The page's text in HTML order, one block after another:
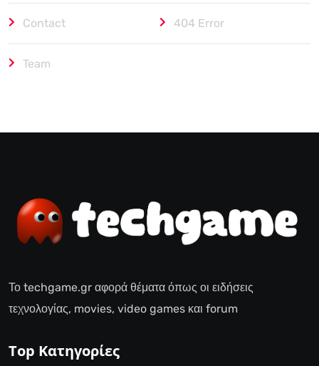
Contact 404 Error
Team
Το techgame.gr αφορά θέματα όπως οι ειδήσεις
τεχνολογίας, movies, video games και forum
Top Κατηγορίες